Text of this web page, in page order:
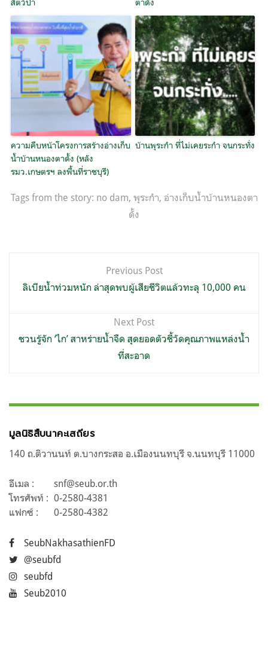
ความคืบหน้าโครงการสร้างอ่างเก็บ
น้ำบ้านหนองตาดั้ง (หลัง
รมว.เกษตรฯ ลงพื้นที่ราชบุรี)
บ้านพุระกำ ที่ไม่เคยระกำ จนกระทั่ง
Tags from the story: no dam, พุระกำ, อ่างเก็บน้ำบ้านหนองตา
ดั้ง
เรื่อง
Previous Post
ลิเบียน้ำท่วมหนัก ล่าสุดพบผู้เสียชีวิตแล้วทะลุ 10,000 คน
Next Post
ชวนรู้จัก ‘ไก’ สาหร่ายน้ำจืด สุดยอดตัวชี้วัดคุณภาพแหล่งน้ำ
ที่สะอาด
มูลนิธิสืบนาคะเสถียร
140 ถ.ติวานนท์ ต.บางกระสอ อ.เมืองนนทบุรี จ.นนทบุรี 11000
อีเมล :
snf@seub.or.th
โทรศัพท์ : 0-2580-4381
แฟกซ์ :
0-2580-4382
SeubNakhasathienFD
@seubfd
seubfd
Seub2010